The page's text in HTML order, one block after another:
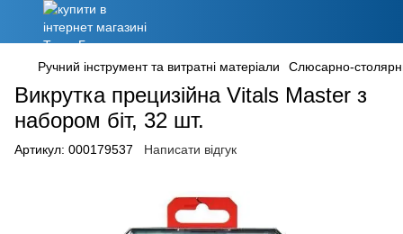
Ручний інструмент та витратні матеріали Слюсарно-
Викрутка прецизійна Vitals Master з
набором біт, 32 шт.
Артикул: 000179537 Написати відгук